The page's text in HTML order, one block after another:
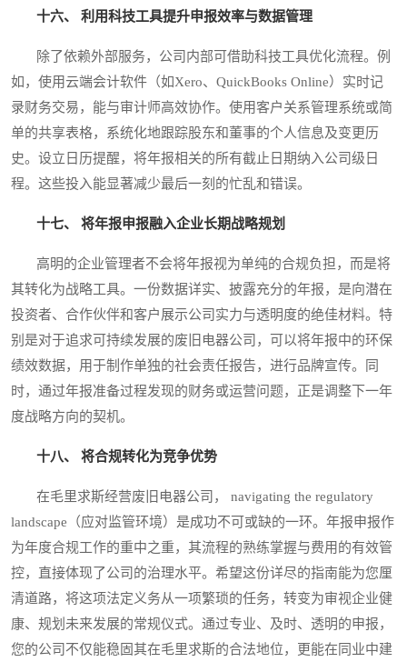
十六、 利用科技工具提升申报效率与数据管理
除了依赖外部服务，公司内部可借助科技工具优化流程。例
如，使用云端会计软件（如Xero、QuickBooks Online）实时记
录财务交易，能与审计师高效协作。使用客户关系管理系统或简
单的共享表格，系统化地跟踪股东和董事的个人信息及变更历
史。设立日历提醒，将年报相关的所有截止日期纳入公司级日
程。这些投入能显著减少最后一刻的忙乱和错误。
十七、 将年报申报融入企业长期战略规划
高明的企业管理者不会将年报视为单纯的合规负担，而是将
其转化为战略工具。一份数据详实、披露充分的年报，是向潜在
投资者、合作伙伴和客户展示公司实力与透明度的绝佳材料。特
别是对于追求可持续发展的废旧电器公司，可以将年报中的环保
绩效数据，用于制作单独的社会责任报告，进行品牌宣传。同
时，通过年报准备过程发现的财务或运营问题，正是调整下一年
度战略方向的契机。
十八、 将合规转化为竞争优势
在毛里求斯经营废旧电器公司， navigating the regulatory
landscape（应对监管环境）是成功不可或缺的一环。年报申报作
为年度合规工作的重中之重，其流程的熟练掌握与费用的有效管
控，直接体现了公司的治理水平。希望这份详尽的指南能为您厘
清道路，将这项法定义务从一项繁琐的任务，转变为审视企业健
康、规划未来发展的常规仪式。通过专业、及时、透明的申报，
您的公司不仅能稳固其在毛里求斯的合法地位，更能在同业中建